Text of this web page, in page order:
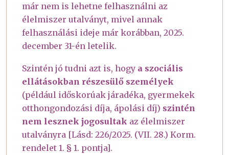
már nem is lehetne felhasználni az
élelmiszer utalványt, mivel annak
felhasználási ideje már korábban, 2025.
december 31-én letelik.
Szintén jó tudni azt is, hogy a szociális
ellátásokban részesülő személyek
(például időskorúak járadéka, gyermekek
otthongondozási díja, ápolási díj) szintén
nem lesznek jogosultak az élelmiszer
utalványra [Lásd: 226/2025. (VII. 28.) Korm.
rendelet 1. § 1. pontja].